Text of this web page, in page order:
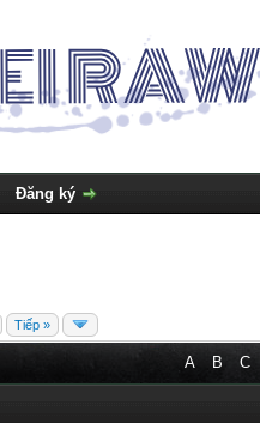
Đăng ký
Tiếp »
A B C